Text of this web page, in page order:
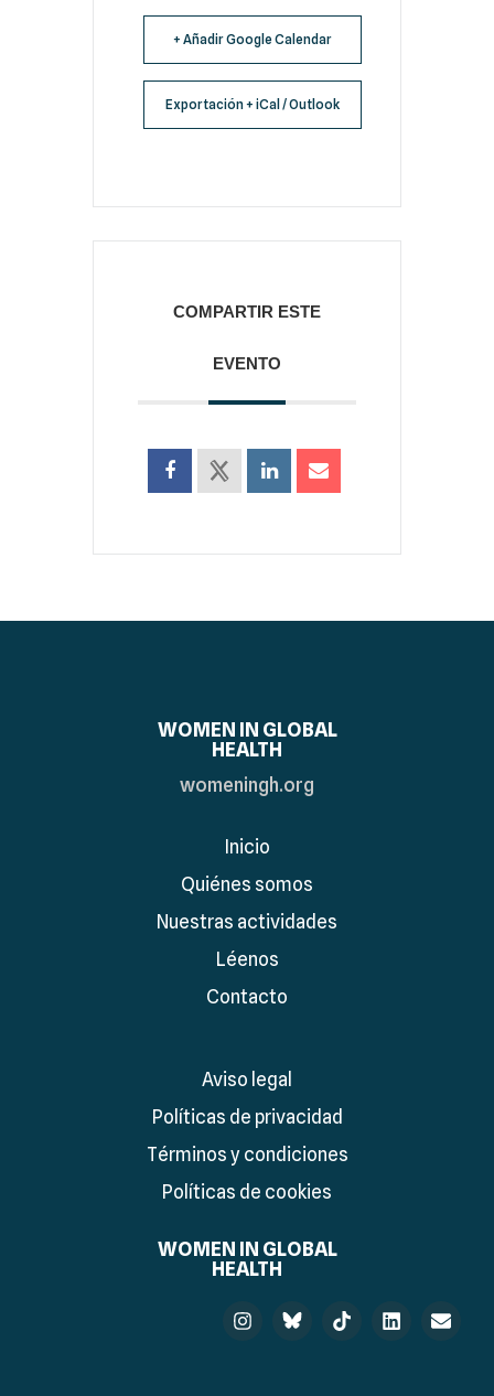
+ Añadir Google Calendar
Exportación + iCal / Outlook
COMPARTIR ESTE
EVENTO
WOMEN IN GLOBAL
HEALTH
womeningh.org
Inicio
Quiénes somos
Nuestras actividades
Léenos
Contacto
Aviso legal
Políticas de privacidad
Términos y condiciones
Políticas de cookies
WOMEN IN GLOBAL
HEALTH